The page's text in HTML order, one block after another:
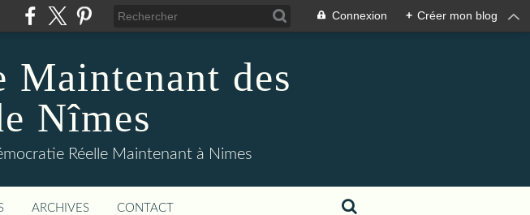
Connexion + Créer mon blog
Maintenant des
Nîmes
Réelle Maintenant à Nimes
ARCHIVES CONTACT